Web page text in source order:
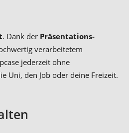
. Dank der Präsentations-
verarbeitetem
jederzeit ohne
Uni, den Job oder deine Freizeit.